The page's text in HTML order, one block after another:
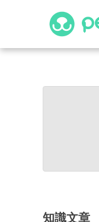
知識文章